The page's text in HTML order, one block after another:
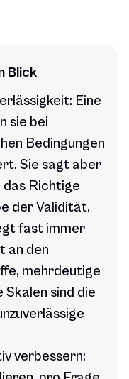
Blick
Eine
sie bei
Bedingungen
Sie sagt aber
das Richtige
der Validität.
fast immer
an den
mehrdeutige
Skalen sind die
verbessern: